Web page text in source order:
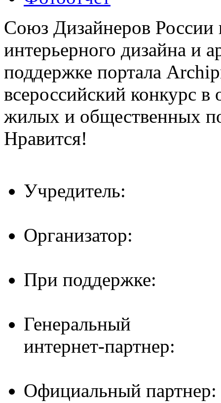
Союз Дизайнеров России
интерьерного дизайна и
поддержке портала
всероссийский конкурс в
жилых и общественных
Нравится!
Учредитель:
Организатор:
При поддержке:
Генеральный
интернет-партнер:
Официальный партнер: